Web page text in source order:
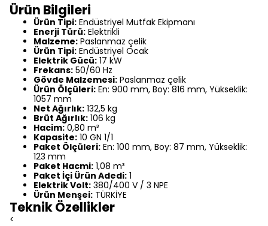
Ürün Bilgileri
Ürün Tipi: Endüstriyel Mutfak Ekipmanı
Enerji Türü: Elektrikli
Malzeme: Paslanmaz çelik
Ürün Tipi: Endüstriyel Ocak
Elektrik Gücü: 17 kW
Frekans: 50/60 Hz
Gövde Malzemesi: Paslanmaz çelik
Ürün Ölçüleri: En: 900 mm, Boy: 816 mm, Yükseklik:
1057 mm
Net Ağırlık: 132,5 kg
Brüt Ağırlık: 106 kg
Hacim:0,80 m³
Kapasite: 10 GN 1/1
Paket Ölçüleri: En: 100 mm, Boy: 87 mm, Yükseklik:
123 mm
Paket Hacmi: 1,08 m³
Paket İçi Ürün Adedi: 1
Elektrik Volt: 380/400 V / 3 NPE
Ürün Menşei: TÜRKİYE
Teknik Özellikler
<